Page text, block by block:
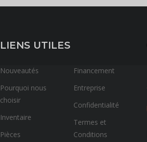
LIENS UTILES
Nouveautés
Pourquoi nous
choisir
Inventaire
Pièces
Financement
Entreprise
Confidentialité
Termes et
Conditions